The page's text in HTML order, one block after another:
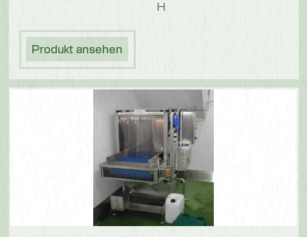
H
Produkt ansehen